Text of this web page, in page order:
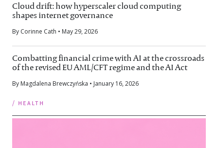
Cloud drift: how hyperscaler cloud computing
shapes internet governance
By Corinne Cath • May 29, 2026
Combatting financial crime with AI at the crossroads
of the revised EU AML/CFT regime and the AI Act
By Magdalena Brewczyńska • January 16, 2026
/ health